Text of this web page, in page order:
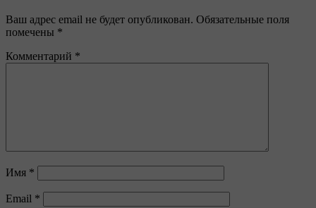
Ваш адрес email не будет опубликован. Обязательные поля
помечены *
Комментарий *
Имя *
Email *